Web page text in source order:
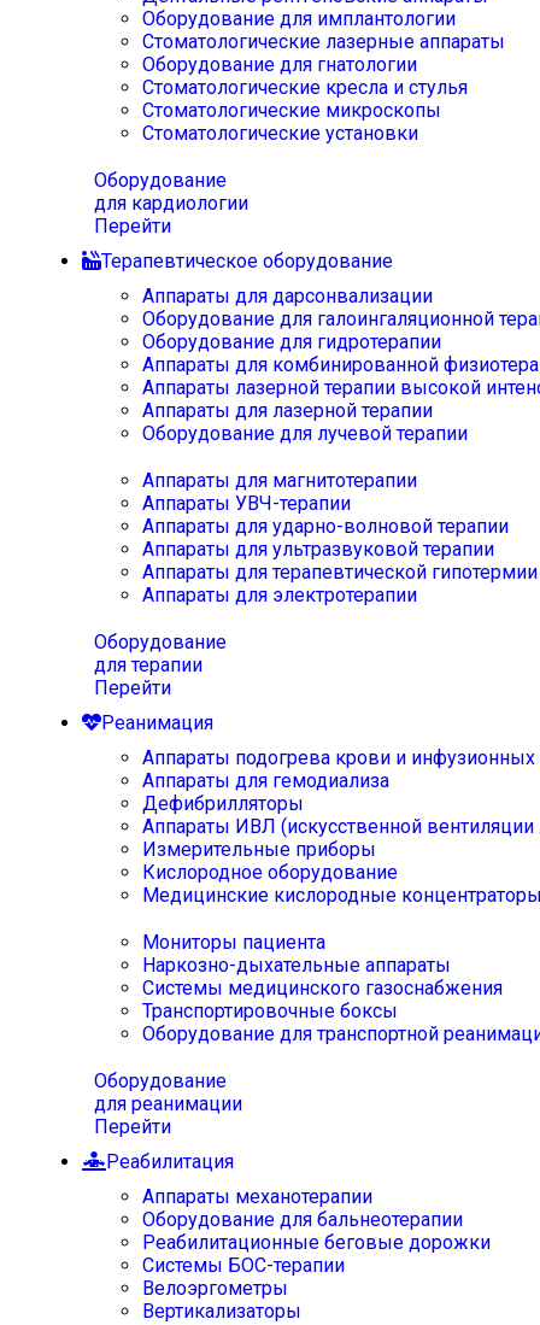
Оборудование для имплантологии
Стоматологические лазерные аппараты
Оборудование для гнатологии
Стоматологические кресла и стулья
Стоматологические микроскопы
Стоматологические установки
Оборудование
для кардиологии
Перейти
Терапевтическое оборудование
Аппараты для дарсонвализации
Оборудование для галоингаляционной
Оборудование для гидротерапии
Аппараты для комбинированной
Аппараты лазерной терапии высокой
Аппараты для лазерной терапии
Оборудование для лучевой терапии
Аппараты для магнитотерапии
Аппараты УВЧ-терапии
Аппараты для ударно-волновой терапии
Аппараты для ультразвуковой терапии
Аппараты для терапевтической
Аппараты для электротерапии
Оборудование
для терапии
Перейти
Реанимация
Аппараты подогрева крови и инфузионных
Аппараты для гемодиализа
Дефибрилляторы
Аппараты ИВЛ (искусственной вентиляции
Измерительные приборы
Кислородное оборудование
Медицинские кислородные
Мониторы пациента
Наркозно-дыхательные аппараты
Системы медицинского газоснабжения
Транспортировочные боксы
Оборудование для транспортной
Оборудование
для реанимации
Перейти
Реабилитация
Аппараты механотерапии
Оборудование для бальнеотерапии
Реабилитационные беговые дорожки
Системы БОС-терапии
Велоэргометры
Вертикализаторы